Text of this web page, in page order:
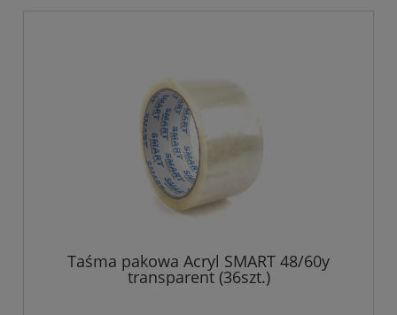
Taśma pakowa Acryl SMART 48/60y
transparent (36szt.)